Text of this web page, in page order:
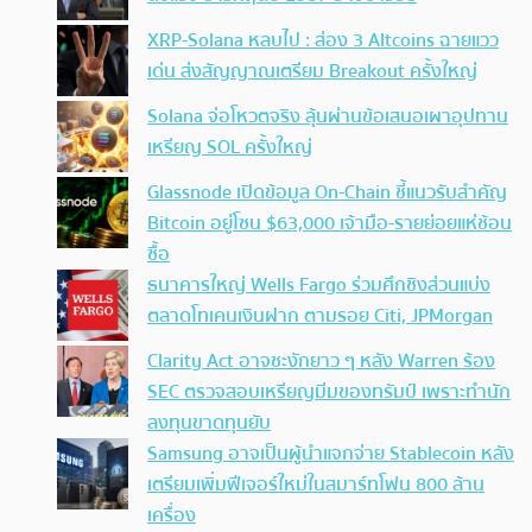
XRP-Solana หลบไป : ส่อง 3 Altcoins ฉายแวว
เด่น ส่งสัญญาณเตรียม Breakout ครั้งใหญ่
Solana จ่อโหวตจริง ลุ้นผ่านข้อเสนอเผาอุปทาน
เหรียญ SOL ครั้งใหญ่
Glassnode เปิดข้อมูล On-Chain ชี้แนวรับสำคัญ
Bitcoin อยู่โซน $63,000 เจ้ามือ-รายย่อยแห่ช้อน
ซื้อ
ธนาคารใหญ่ Wells Fargo ร่วมศึกชิงส่วนแบ่ง
ตลาดโทเคนเงินฝาก ตามรอย Citi, JPMorgan
Clarity Act อาจชะงักยาว ๆ หลัง Warren ร้อง
SEC ตรวจสอบเหรียญมีมของทรัมป์ เพราะทำนัก
ลงทุนขาดทุนยับ
Samsung อาจเป็นผู้นำแจกจ่าย Stablecoin หลัง
เตรียมเพิ่มฟีเจอร์ใหม่ในสมาร์ทโฟน 800 ล้าน
เครื่อง